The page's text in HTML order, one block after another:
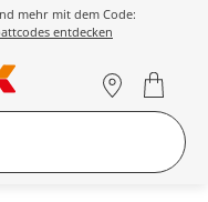
mehr mit dem Code:
entdecken